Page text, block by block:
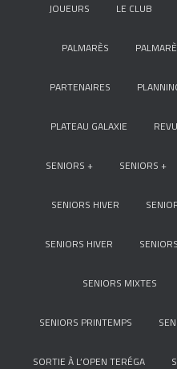
JOUEURS LE CLUB
PALMARÈS
PARTENAIRES
PLATEAU GALAXIE
SENIORS + SENIORS +
SENIORS HIVER
SENIORS HIVER
SENIORS MIXTES
SENIORS PRINTEMPS
SORTIE À L’OPEN TERÉGA